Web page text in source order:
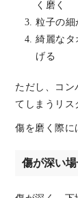
く磨く
粒子の細
綺麗なタ
げる
ただし、コン
てしまうリス
傷を磨く際に
傷が深い